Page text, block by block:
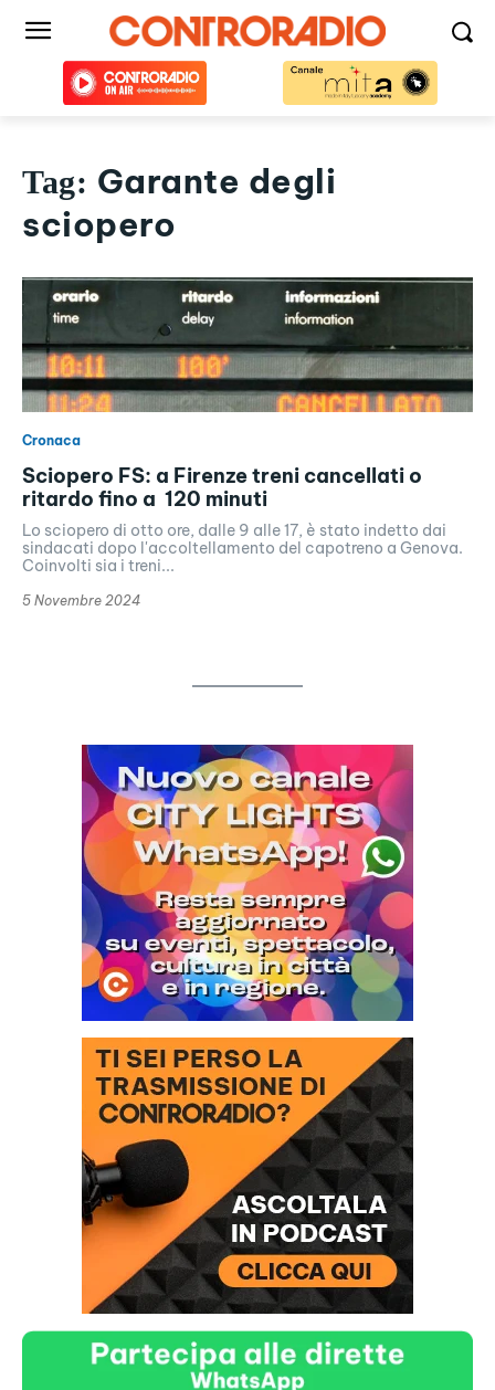
Tag: Garante degli
sciopero
Cronaca
Sciopero FS: a Firenze treni cancellati o
ritardo fino a 120 minuti
Lo sciopero di otto ore, dalle 9 alle 17, è stato indetto dai
sindacati dopo l'accoltellamento del capotreno a Genova.
Coinvolti sia i treni...
5 Novembre 2024